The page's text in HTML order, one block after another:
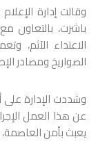
وقالت إدارة
باشرت، بالتعاون
الاعتداء الآثم،
الصواريخ ومصادر
وشددت الإدارة على
عن هذا العمل
يعبث بأمن